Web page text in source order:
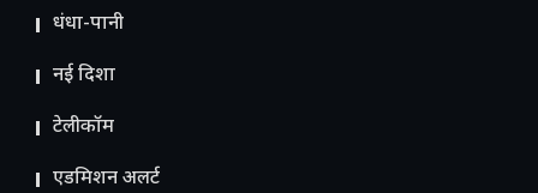
धंधा-पानी
नई दिशा
टेलीकॉम
ए​डमिशन अलर्ट